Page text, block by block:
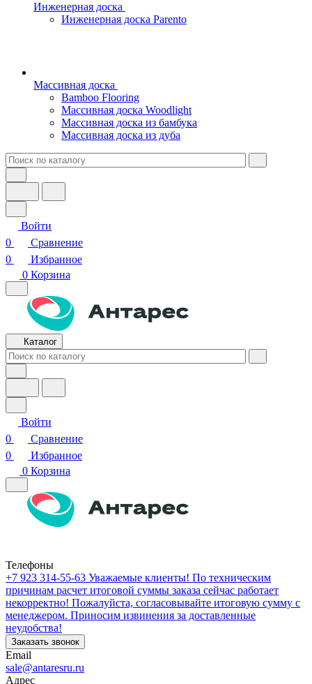
Инженерная доска
Инженерная доска Parento
Массивная доска
Bamboo Flooring
Массивная доска Woodlight
Массивная доска из бамбука
Массивная доска из дуба
Войти
0
Сравнение
0
Избранное
0 Корзина
Каталог
Войти
0
Сравнение
0
Избранное
0 Корзина
Телефоны
+7 923 314-55-63 Уважаемые клиенты! По техническим
причинам расчет итоговой суммы заказа сейчас работает
некорректно! Пожалуйста, согласовывайте итоговую сумму с
менеджером. Приносим извинения за доставленные
неудобства!
Заказать звонок
Email
sale@antaresru.ru
Адрес